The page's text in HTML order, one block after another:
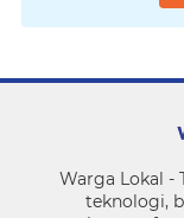
Warga Lokal -
teknologi,